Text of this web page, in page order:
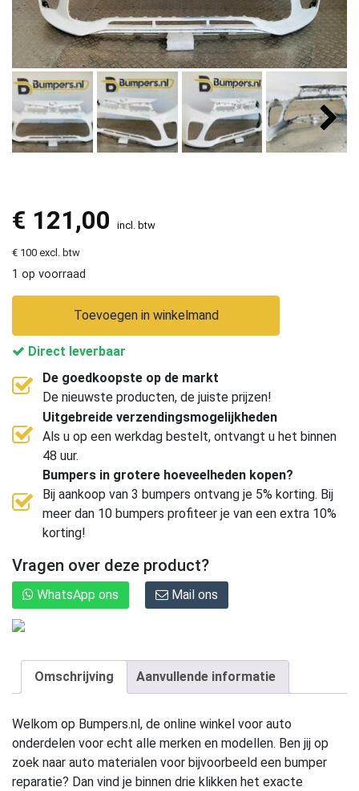
€ 121,00 incl. btw
€ 100 excl. btw
1 op voorraad
Toevoegen in winkelmand
Direct leverbaar
De goedkoopste op de markt
De nieuwste producten, de juiste prijzen!
Uitgebreide verzendingsmogelijkheden
Als u op een werkdag bestelt, ontvangt u het binnen
48 uur.
Bumpers in grotere hoeveelheden kopen?
Bij aankoop van 3 bumpers ontvang je 5% korting. Bij
meer dan 10 bumpers profiteer je van een extra 10%
korting!
Vragen over deze product?
WhatsApp ons Mail ons
Omschrijving Aanvullende informatie
Welkom op Bumpers.nl, de online winkel voor auto
onderdelen voor echt alle merken en modellen. Ben jij op
zoek naar auto materialen voor bijvoorbeeld een bumper
reparatie? Dan vind je binnen drie klikken het exacte